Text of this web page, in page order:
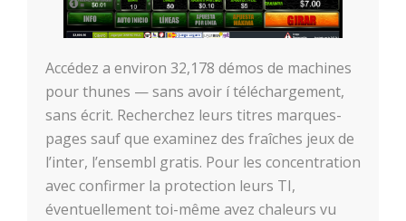
Accédez a environ 32,178 démos de machines
pour thunes — sans avoir í téléchargement,
sans écrit. Recherchez leurs titres marques-
pages sauf que examinez des fraîches jeux de
l’inter, l’ensembl gratis. Pour les concentration
avec confirmer la protection leurs TI,
éventuellement toi-même avez chaleurs vu